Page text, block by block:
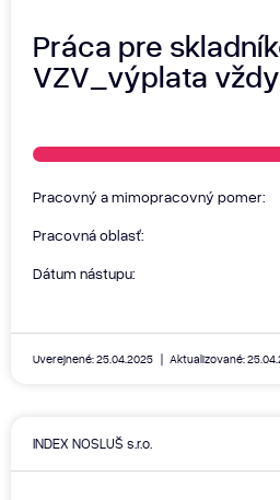
Práca pre
VZV_výplata
Pracovný a mimopracovný pomer:
Pracovná oblasť:
Dátum nástupu:
Uverejnené: 25.04.2025 Aktualizované:
INDEX NOSLUŠ s.r.o.